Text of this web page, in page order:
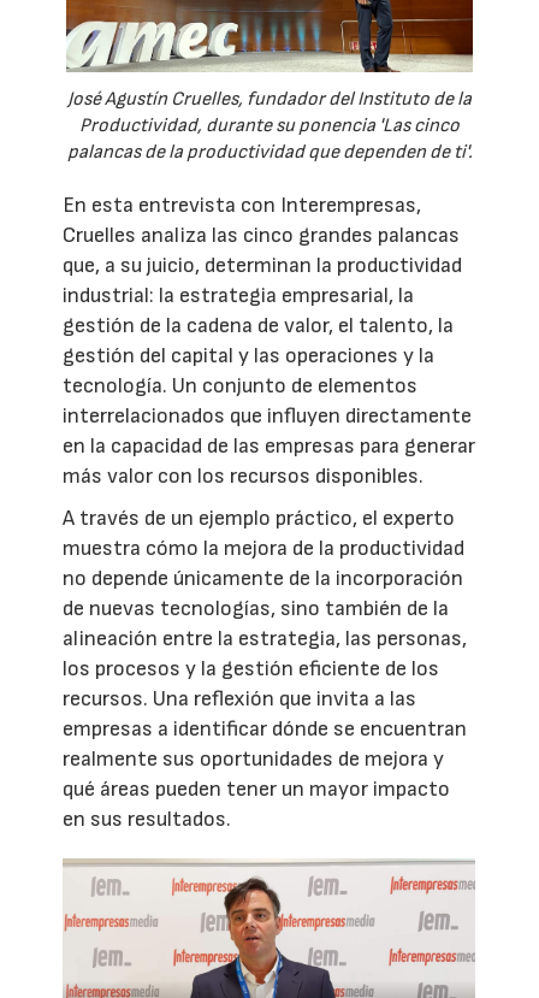
José Agustín Cruelles, fundador del Instituto de la
Productividad, durante su ponencia 'Las cinco
palancas de la productividad que dependen de ti'.
En esta entrevista con Interempresas,
Cruelles analiza las cinco grandes palancas
que, a su juicio, determinan la productividad
industrial: la estrategia empresarial, la
gestión de la cadena de valor, el talento, la
gestión del capital y las operaciones y la
tecnología. Un conjunto de elementos
interrelacionados que influyen directamente
en la capacidad de las empresas para generar
más valor con los recursos disponibles.
A través de un ejemplo práctico, el experto
muestra cómo la mejora de la productividad
no depende únicamente de la incorporación
de nuevas tecnologías, sino también de la
alineación entre la estrategia, las personas,
los procesos y la gestión eficiente de los
recursos. Una reflexión que invita a las
empresas a identificar dónde se encuentran
realmente sus oportunidades de mejora y
qué áreas pueden tener un mayor impacto
en sus resultados.